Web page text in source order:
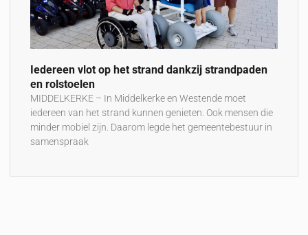
Iedereen vlot op het strand dankzij strandpaden
en rolstoelen
MIDDELKERKE – In Middelkerke en Westende moet
iedereen van het strand kunnen genieten. Ook mensen die
minder mobiel zijn. Daarom legde het gemeentebestuur in
samenspraak